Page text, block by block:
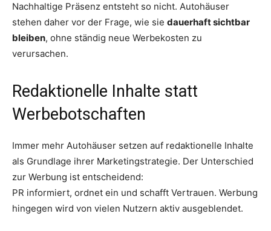
Nachhaltige Präsenz entsteht so nicht. Autohäuser
stehen daher vor der Frage, wie sie dauerhaft sichtbar
bleiben, ohne ständig neue Werbekosten zu
verursachen.
Redaktionelle Inhalte statt
Werbebotschaften
Immer mehr Autohäuser setzen auf redaktionelle Inhalte
als Grundlage ihrer Marketingstrategie. Der Unterschied
zur Werbung ist entscheidend:
PR informiert, ordnet ein und schafft Vertrauen. Werbung
hingegen wird von vielen Nutzern aktiv ausgeblendet.